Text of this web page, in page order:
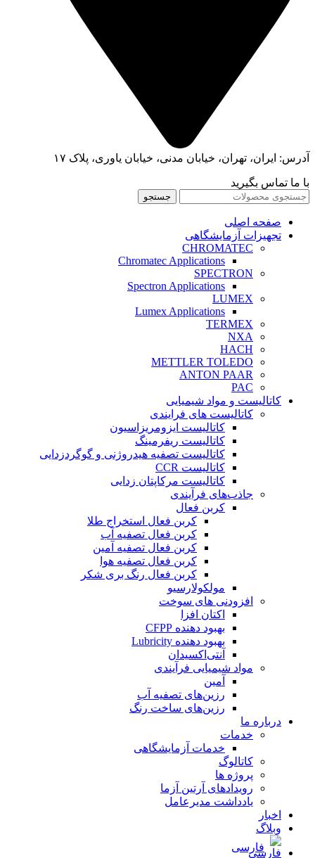
آدرس: ایران، تهران، خیابان مدنی، خیابان یاوری، پلاک ۱۷
با ما تماس بگیرید
جستجو
صفحه اصلی
تجهیزات آزمایشگاهی
CHROMATEC
Chromatec Applications
SPECTRON
Spectron Applications
LUMEX
Lumex Applications
TERMEX
NXA
HACH
METTLER TOLEDO
ANTON PAAR
PAC
کاتالیست و مواد شیمیایی
کاتالیست های فرایندی
کاتالیست ایزومریزاسیون
کاتالیست ریفرمینگ
کاتالیست تصفیه هیدروژنی و گوگردزدایی
کاتالیست CCR
کاتالیست مرکاپتان زدایی
جاذب‌های فرآیندی
کربن فعال
کربن فعال استخراج طلا
کربن فعال تصفیه آب
کربن فعال تصفیه آمین
کربن فعال تصفیه هوا
کربن فعال رنگ بری شکر
مولکولارسیو
افزودنی های سوخت
اکتان افزا
بهبود دهنده CFPP
بهبود دهنده Lubricity
آنتی‌اکسیدان
مواد شیمیایی فرآیندی
آمین
رزین‌های تصفیه آب
رزین‌های ساخت رنگ
درباره ما
خدمات
خدمات آزمایشگاهی
کاتالوگ
پروژه ها
رویدادهای آرتین آزما
یادداشت مدیرعامل
اخبار
وبلاگ
فارسی